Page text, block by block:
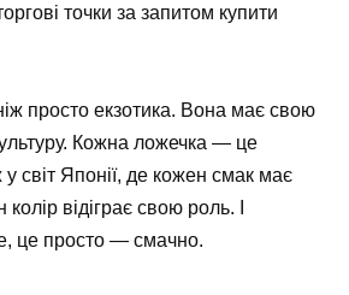
точки за запитом купити
просто екзотика. Вона має свою
Кожна ложечка — це
світ Японії, де кожен смак має
відіграє свою роль. І
це просто — смачно.